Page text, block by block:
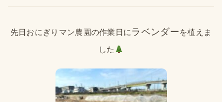
先日おにぎりマン農園の作業日に ラベンダーを植えま
した